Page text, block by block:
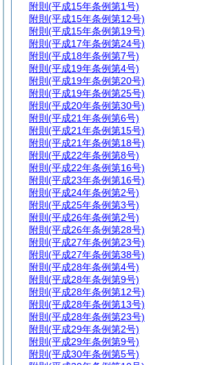
附則 (平成15年条例第1号)
附則 (平成15年条例第12号)
附則 (平成15年条例第19号)
附則 (平成17年条例第24号)
附則 (平成18年条例第7号)
附則 (平成19年条例第4号)
附則 (平成19年条例第20号)
附則 (平成19年条例第25号)
附則 (平成20年条例第30号)
附則 (平成21年条例第6号)
附則 (平成21年条例第15号)
附則 (平成21年条例第18号)
附則 (平成22年条例第8号)
附則 (平成22年条例第16号)
附則 (平成23年条例第16号)
附則 (平成24年条例第2号)
附則 (平成25年条例第3号)
附則 (平成26年条例第2号)
附則 (平成26年条例第28号)
附則 (平成27年条例第23号)
附則 (平成27年条例第38号)
附則 (平成28年条例第4号)
附則 (平成28年条例第9号)
附則 (平成28年条例第12号)
附則 (平成28年条例第13号)
附則 (平成28年条例第23号)
附則 (平成29年条例第2号)
附則 (平成29年条例第9号)
附則 (平成30年条例第5号)